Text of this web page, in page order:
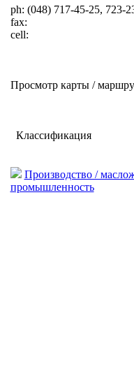
ph: (048) 717-45-25, 723-
fax:
cell:
Просмотр карты /
Классификация
Производство /
промышленность